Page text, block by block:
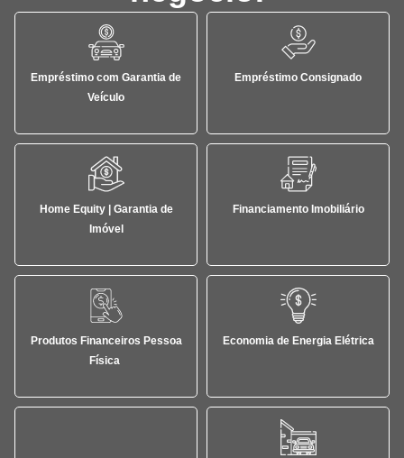
Empréstimo com Garantia de
Veículo
Empréstimo Consignado
Home Equity | Garantia de
Imóvel
Financiamento Imobiliário
Produtos Financeiros Pessoa
Física
Economia de Energia Elétrica